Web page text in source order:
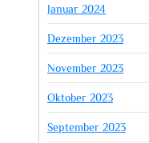
Januar 2024
Dezember 2023
November 2023
Oktober 2023
September 2023